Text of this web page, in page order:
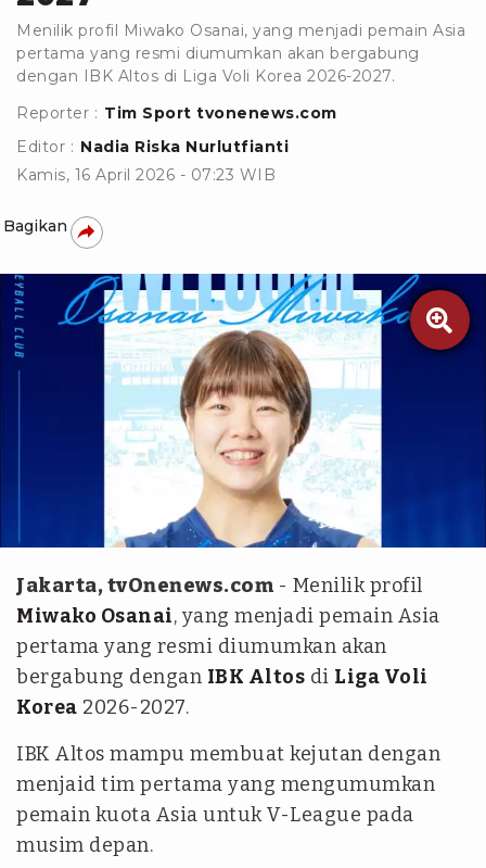
Menilik profil Miwako Osanai, yang menjadi pemain Asia
pertama yang resmi diumumkan akan bergabung
dengan IBK Altos di Liga Voli Korea 2026-2027.
Reporter : Tim Sport tvonenews.com
Editor : Nadia Riska Nurlutfianti
Kamis, 16 April 2026 - 07:23 WIB
Bagikan

Instagram.com/@ibk__altos
Jakarta, tvOnenews.com - Menilik profil
Miwako Osanai, yang menjadi pemain Asia
pertama yang resmi diumumkan akan
bergabung dengan IBK Altos di Liga Voli
Korea 2026-2027.
IBK Altos mampu membuat kejutan dengan
menjaid tim pertama yang mengumumkan
pemain kuota Asia untuk V-League pada
musim depan.